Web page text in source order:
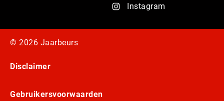
Instagram
© 2026 Jaarbeurs
Disclaimer
Gebruikersvoorwaarden